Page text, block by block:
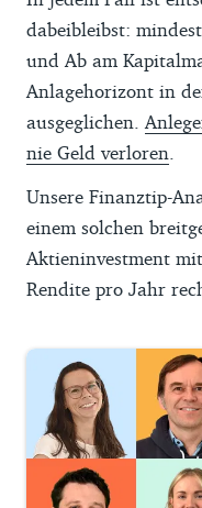
dabeibleibst:
und Ab am
Anlagehorizont in
ausgeglichen.
nie Geld verloren
Unsere Finanztip-
einem solchen
Aktieninvestment
Rendite pro Jahr